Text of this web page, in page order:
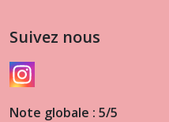
Suivez nous
Note globale : 5/5